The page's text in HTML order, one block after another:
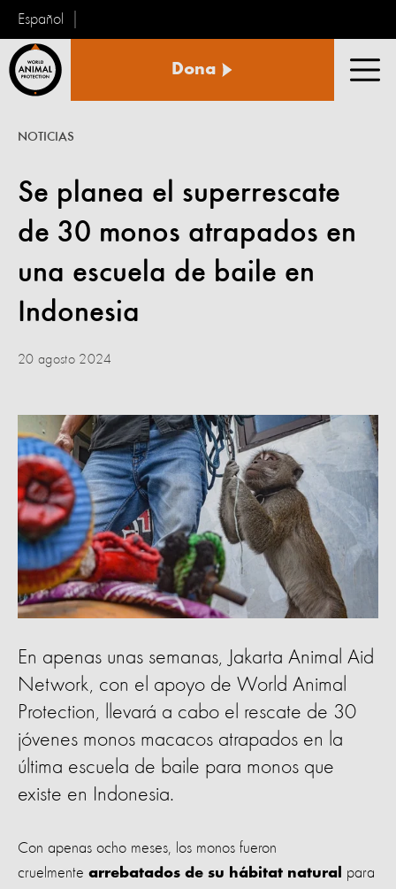
Español
Animal
Dona
Se planea el superrescate
de 30 monos atrapados en
una escuela de baile en
Indonesia
NOTICIAS
20 agosto 2024
En apenas unas semanas, Jakarta Animal Aid
Network, con el apoyo de World Animal
Protection, llevará a cabo el rescate de 30
jóvenes monos macacos atrapados en la
última escuela de baile para monos que
existe en Indonesia.
Con apenas ocho meses, los monos fueron
cruelmente arrebatados de su hábitat natural para